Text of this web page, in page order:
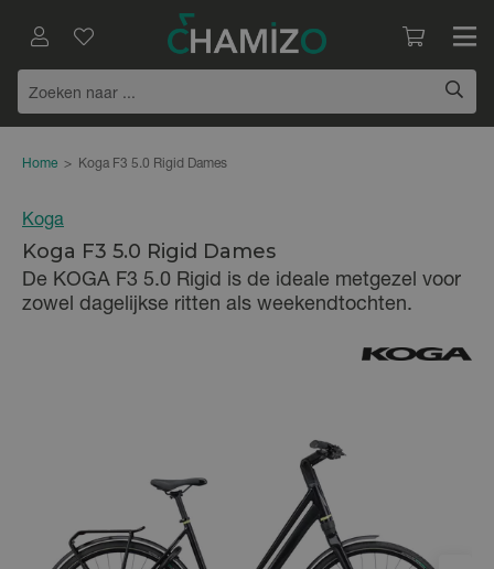
Home > Koga F3 5.0 Rigid Dames
Koga
Koga F3 5.0 Rigid Dames
De KOGA F3 5.0 Rigid is de ideale metgezel voor
zowel dagelijkse ritten als weekendtochten.